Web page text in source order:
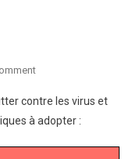
On
D’hygiène
Pour
contre les virus et
à adopter :